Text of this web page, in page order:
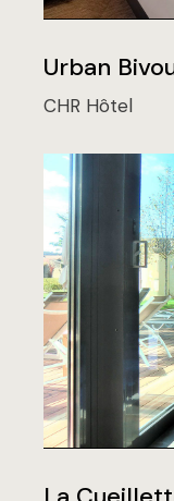
Urban
CHR Hôtel